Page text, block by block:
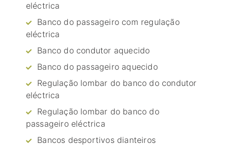
eléctrica
Banco do passageiro com regulação
eléctrica
Banco do condutor aquecido
Banco do passageiro aquecido
Regulação lombar do banco do condutor
eléctrica
Regulação lombar do banco do
passageiro eléctrica
Bancos desportivos dianteiros